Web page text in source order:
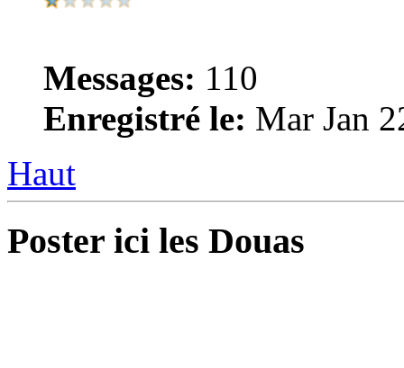
Messages: 110
Enregistré le: Mar Jan
Haut
Poster ici les Douas